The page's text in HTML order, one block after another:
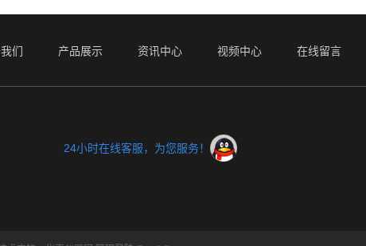
们 产品展示 资讯中心 视频中心 在线留言
24小时在线客服，为您服务！